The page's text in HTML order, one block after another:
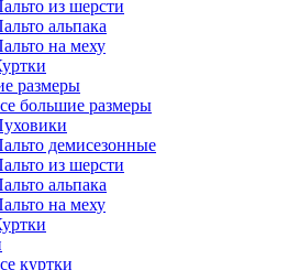
из шерсти
альпака
на меху
размеры
большие размеры
демисезонные
из шерсти
альпака
на меху
куртки